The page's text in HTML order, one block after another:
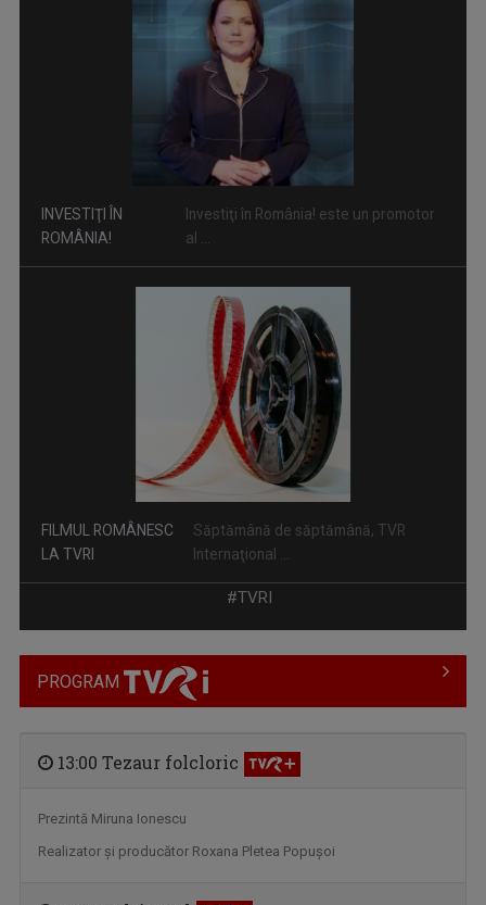
INVESTIŢI ÎN
ROMÂNIA!
Investiţi în România! este un promotor
al ...
FILMUL ROMÂNESC
LA TVRI
Săptămână de săptămână, TVR
Internaţional ...
Povești spectaculoase ale românilor care s-au ...
#TVRI
PROGRAM
13:00 Tezaur folcloric
Prezintă Miruna Ionescu
Realizator şi producător Roxana Pletea Popuşoi